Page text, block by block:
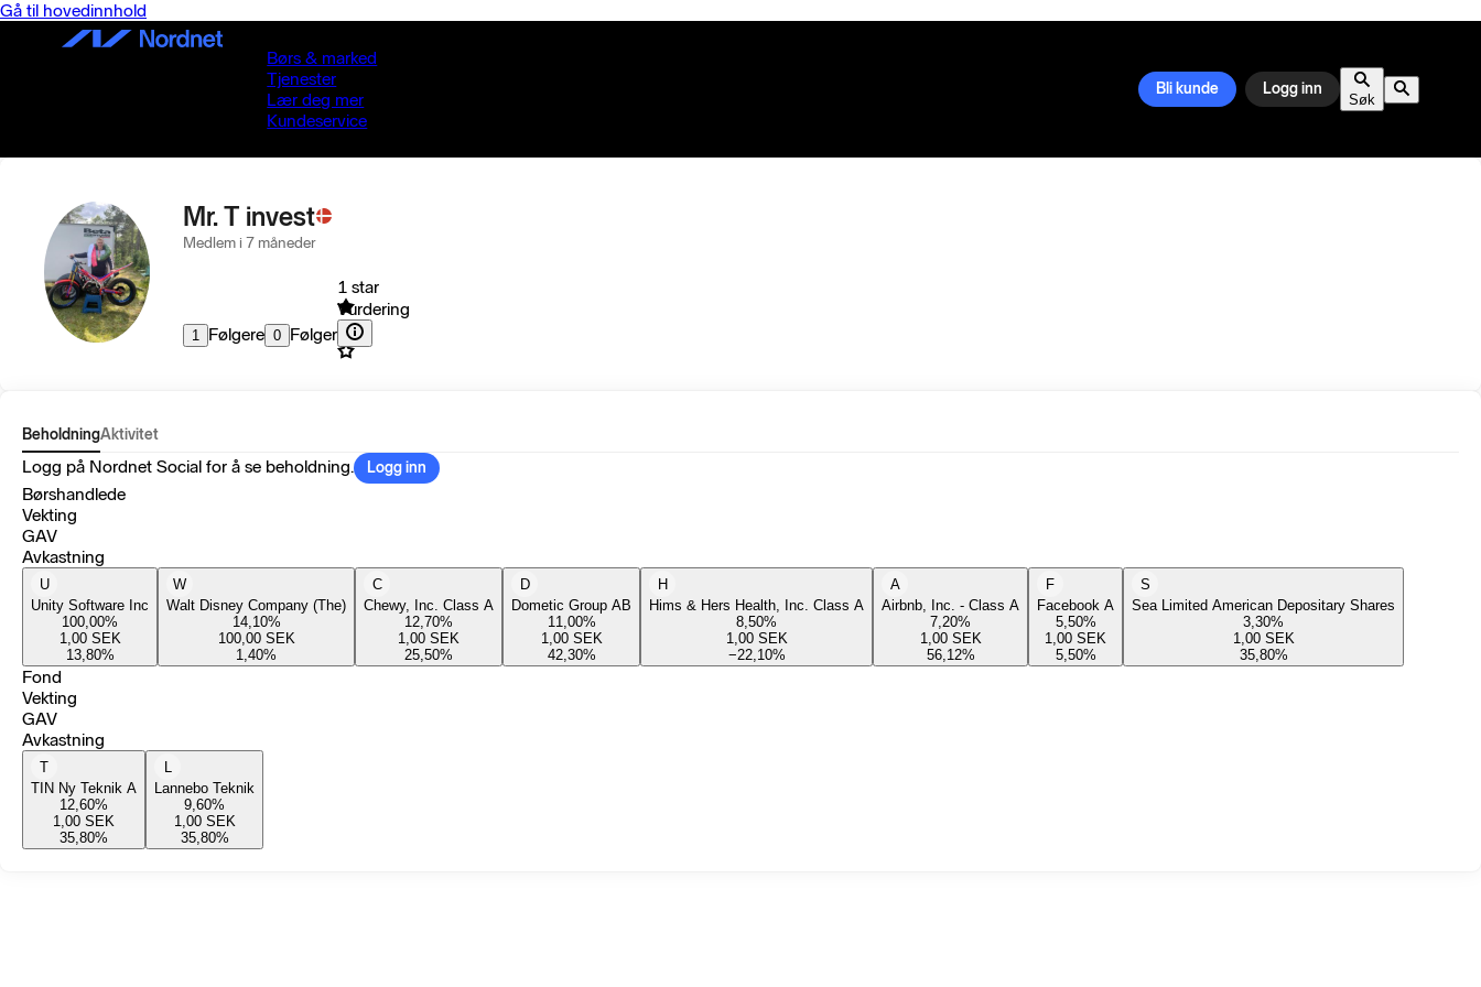
Gå til hovedinnhold
Børs & marked
Tjenester
Lær deg mer
Kundeservice
Bli kunde Logg inn
Søk
Mr. T invest
Medlem i 7 måneder
1 Følgere 0 Følger
1 star
Vurdering
BeholdningAktivitet
Logg på Nordnet Social for å se beholdning. Logg inn
Børshandlede
Vekting
GAV
Avkastning
U
Unity Software Inc
100,00%
1,00 SEK
13,80%
W
Walt Disney Company (The)
14,10%
100,00 SEK
1,40%
C
Chewy, Inc. Class A
12,70%
1,00 SEK
25,50%
D
Dometic Group AB
11,00%
1,00 SEK
42,30%
H
Hims & Hers Health, Inc. Class A
8,50%
1,00 SEK
−22,10%
A
Airbnb, Inc. - Class A
7,20%
1,00 SEK
56,12%
F
Facebook A
5,50%
1,00 SEK
5,50%
S
Sea Limited American Depositary Shares
3,30%
1,00 SEK
35,80%
Fond
Vekting
GAV
Avkastning
T
TIN Ny Teknik A
12,60%
1,00 SEK
35,80%
L
Lannebo Teknik
9,60%
1,00 SEK
35,80%